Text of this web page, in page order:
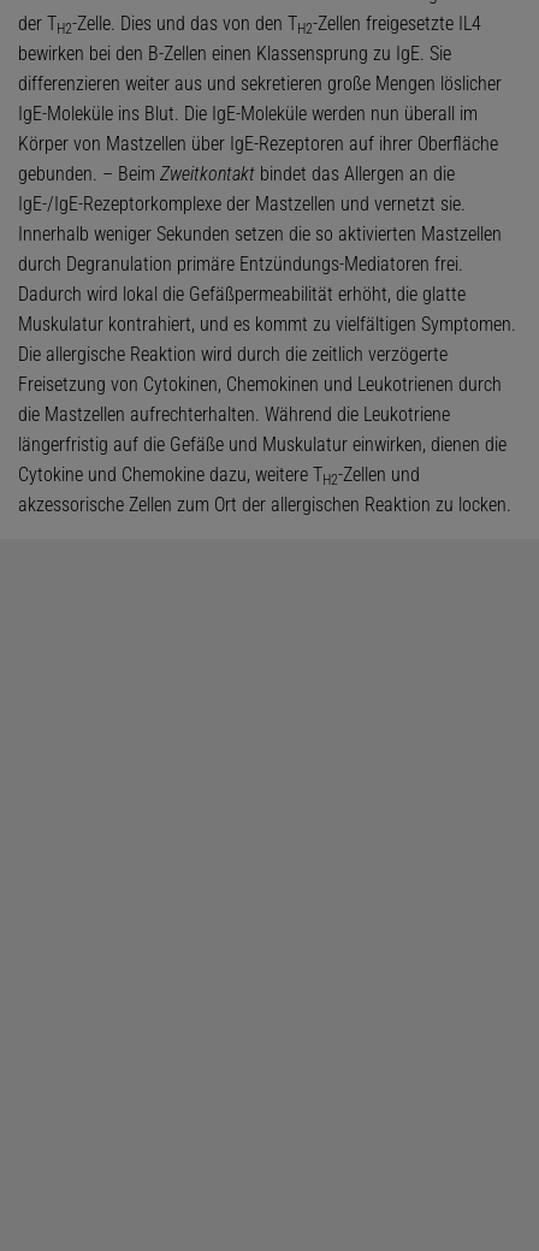
der TH2-Zelle. Dies und das von den TH2-Zellen freigesetzte IL4
bewirken bei den B-Zellen einen Klassensprung zu IgE. Sie
differenzieren weiter aus und sekretieren große Mengen löslicher
IgE-Moleküle ins Blut. Die IgE-Moleküle werden nun überall im
Körper von Mastzellen über IgE-Rezeptoren auf ihrer Oberfläche
gebunden. – Beim Zweitkontakt bindet das Allergen an die
IgE-/IgE-Rezeptorkomplexe der Mastzellen und vernetzt sie.
Innerhalb weniger Sekunden setzen die so aktivierten Mastzellen
durch Degranulation primäre Entzündungs-Mediatoren frei.
Dadurch wird lokal die Gefäßpermeabilität erhöht, die glatte
Muskulatur kontrahiert, und es kommt zu vielfältigen Symptomen.
Die allergische Reaktion wird durch die zeitlich verzögerte
Freisetzung von Cytokinen, Chemokinen und Leukotrienen durch
die Mastzellen aufrechterhalten. Während die Leukotriene
längerfristig auf die Gefäße und Muskulatur einwirken, dienen die
Cytokine und Chemokine dazu, weitere TH2-Zellen und
akzessorische Zellen zum Ort der allergischen Reaktion zu locken.